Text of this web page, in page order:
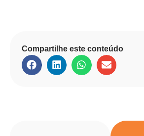
Compartilhe este conteúdo